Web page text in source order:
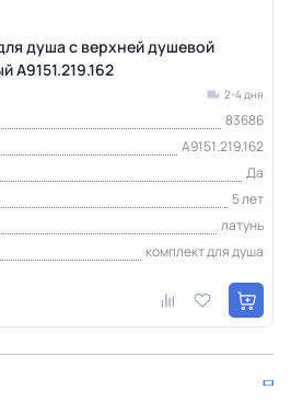
душа с верхней душевой
A9151.219.162
2-4 дня
83686
A9151.219.162
Да
5 лет
латунь
комплект для душа